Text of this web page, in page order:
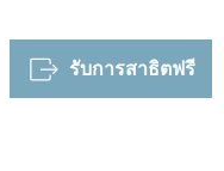
รับการสาธิตฟรี